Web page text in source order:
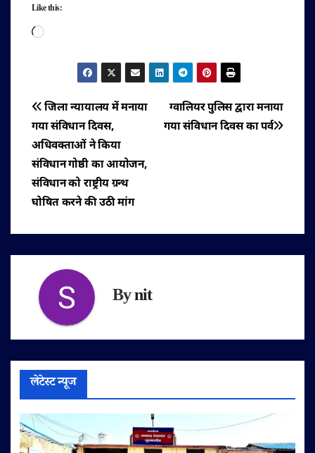
Like this:
Loading…
पोस्ट
नेविगेशन
ग्वालियर पुलिस द्वारा मनाया
गया संविधान दिवस का पर्व
जिला न्यायालय में मनाया
गया संविधान दिवस,
अधिवक्ताओं ने किया
संविधान गोष्ठी का आयोजन,
संविधान को राष्ट्रीय ग्रन्थ
घोषित करने की उठी मांग
Bynit
लेटेस्ट न्यूज